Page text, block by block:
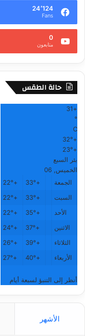
24٬124
Fans
0
متابعون
حالة الطقس
+
31
°
C
+
32°
+
23°
بئر السبع
الخميس, 06
الجمعة
+
33°
+
22°
السبت
+
33°
+
22°
الأحد
+
35°
+
22°
الاثنين
+
37°
+
24°
الثلاثاء
+
39°
+
26°
الأربعاء
+
40°
+
27°
أنظر إلى التنبؤ لسبعة أيام
الأشهر